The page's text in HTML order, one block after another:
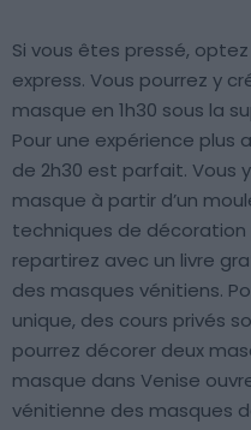
Si vous êtes pressé,
express. Vous pourrez y
masque en 1h30 sous la
Pour une expérience plus
de 2h30 est parfait. Vous
masque à partir d’un
techniques de décoration
repartirez avec un livre
des masques vénitiens.
unique, des cours privés
pourrez décorer deux
masque dans Venise
vénitienne des masques